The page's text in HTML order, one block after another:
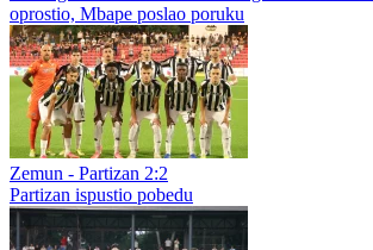
Prva liga RS
Romanija bolja od Glasinca u prijateljskom meču